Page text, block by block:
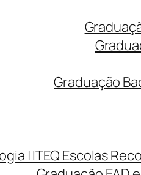
Graduação
| ITEQ Escolas